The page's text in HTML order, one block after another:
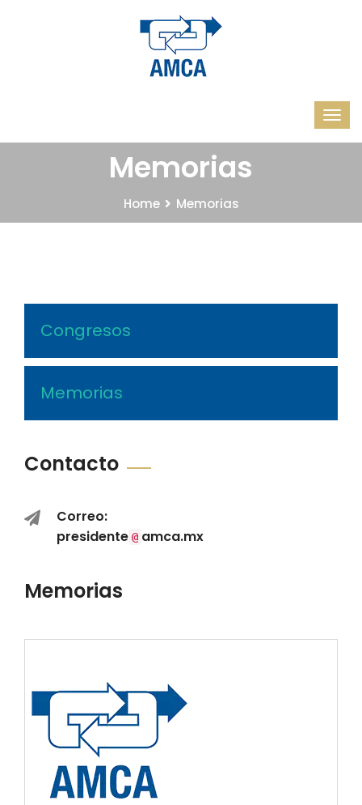
Memorias
Home Memorias
Congresos
Memorias
Contacto
Correo:
presidente @ amca.mx
Memorias